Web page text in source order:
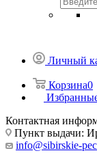
Личный
Корзина0
Контактная
Пункт выдачи:
info@sibirskie-